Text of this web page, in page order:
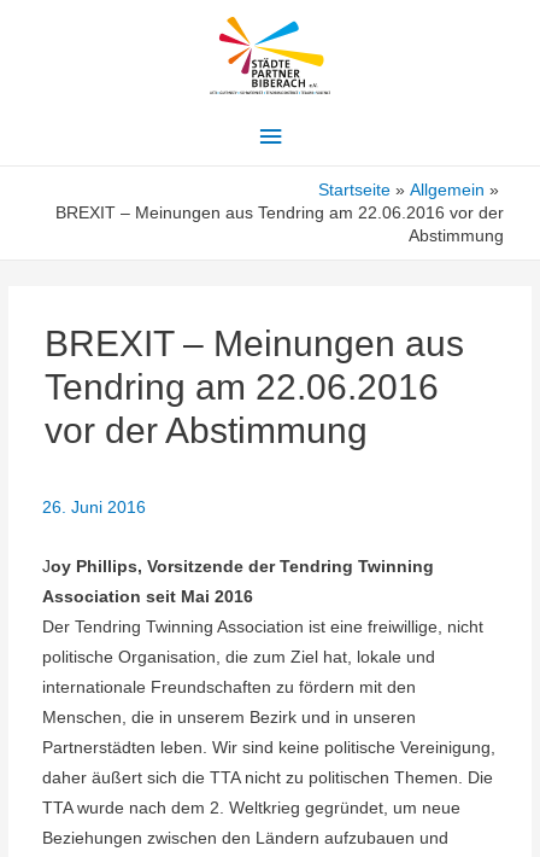
Hauptmenü
Startseite
Allgemein
BREXIT – Meinungen aus Tendring am 22.06.2016 vor der
Abstimmung
BREXIT – Meinungen aus
Tendring am 22.06.2016
vor der Abstimmung
26. Juni 2016
Joy Phillips, Vorsitzende der Tendring Twinning
Association seit Mai 2016
Der Tendring Twinning Association ist eine freiwillige, nicht
politische Organisation, die zum Ziel hat, lokale und
internationale Freundschaften zu fördern mit den
Menschen, die in unserem Bezirk und in unseren
Partnerstädten leben. Wir sind keine politische Vereinigung,
daher äußert sich die TTA nicht zu politischen Themen. Die
TTA wurde nach dem 2. Weltkrieg gegründet, um neue
Beziehungen zwischen den Ländern aufzubauen und